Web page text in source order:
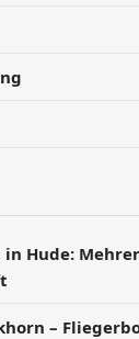
Hude:
–